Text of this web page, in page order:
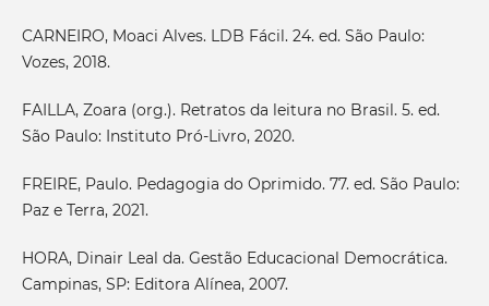
CARNEIRO, Moaci Alves. LDB Fácil. 24. ed. São Paulo:
Vozes, 2018.
FAILLA, Zoara (org.). Retratos da leitura no Brasil. 5. ed.
São Paulo: Instituto Pró-Livro, 2020.
FREIRE, Paulo. Pedagogia do Oprimido. 77. ed. São Paulo:
Paz e Terra, 2021.
HORA, Dinair Leal da. Gestão Educacional Democrática.
Campinas, SP: Editora Alínea, 2007.